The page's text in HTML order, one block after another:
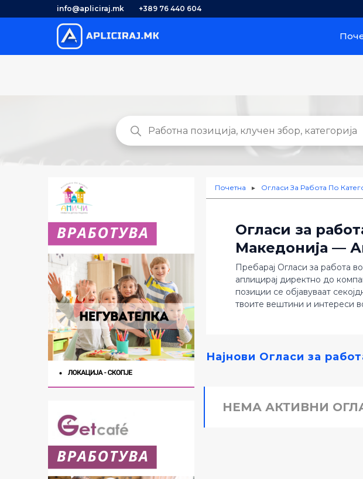
info@apliciraj.mk +389 76 440 604
Почетна ► Огласи За Работа По
Огласи за
Македонија —
Пребарај Огласи за работа
аплицирај директно до
позиции се објавуваат
твоите вештини и интереси
Најнови Огласи за
НЕМА АКТИВНИ